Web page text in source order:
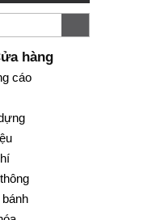
hàng
cáo